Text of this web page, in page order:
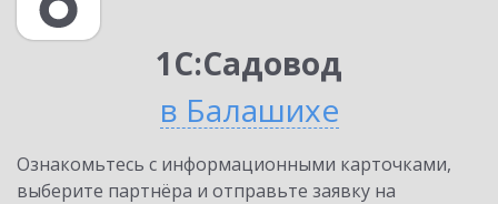
1С:Садовод
в Балашихе
Ознакомьтесь с информационными карточками,
выберите партнёра и отправьте заявку на